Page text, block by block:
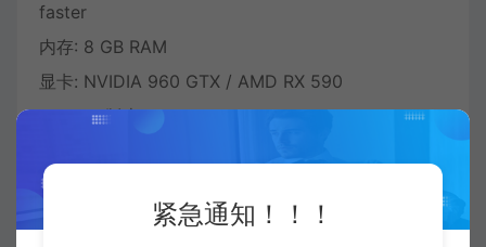
faster
内存: 8 GB RAM
显卡: NVIDIA 960 GTX / AMD RX 590
DirectX 版本: 11
推荐配置:
需要 64 位处理器和操作系统
紧急通知！！！